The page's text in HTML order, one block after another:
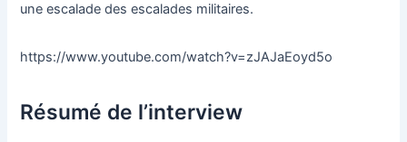
une escalade des escalades militaires.
https://www.youtube.com/watch?v=zJAJaEoyd5o
Résumé de l’interview